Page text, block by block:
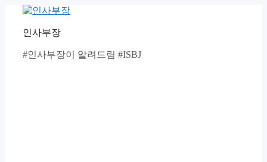
content인사부장
#인사부장이 알려드림 #ISBJ